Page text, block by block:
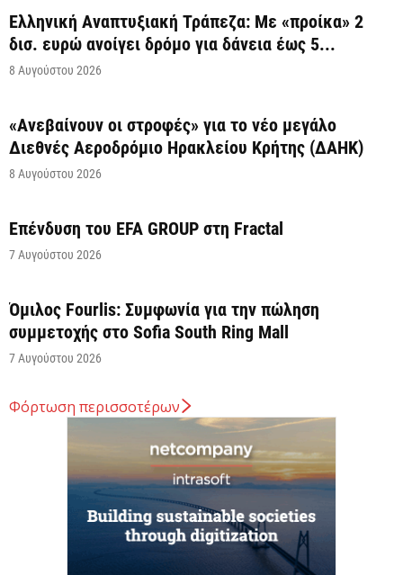
Ελληνική Αναπτυξιακή Τράπεζα: Με «προίκα» 2
δισ. ευρώ ανοίγει δρόμο για δάνεια έως 5...
8 Αυγούστου 2026
«Ανεβαίνουν οι στροφές» για το νέο μεγάλο
Διεθνές Αεροδρόμιο Ηρακλείου Κρήτης (ΔΑΗΚ)
8 Αυγούστου 2026
Επένδυση του EFA GROUP στη Fractal
7 Αυγούστου 2026
Όμιλος Fourlis: Συμφωνία για την πώληση
συμμετοχής στο Sofia South Ring Mall
7 Αυγούστου 2026
Σταύρος Καλαφάτης: «Έχουμε δημιουργήσει 20.000
νέες θέσεις εργασίας υψηλής εξειδίκευσης τα
τελευταία επτά χρόνια...
7 Αυγούστου 2026
Θεσσαλονίκη: Οι αλλαγές στις λεωφορειακές
γραμμές που θα ισχύσουν με τη λειτουργία της
Φόρτωση περισσοτέρων